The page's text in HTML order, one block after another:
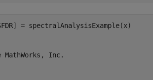
= spectralAnalysisExample(x)
MathWorks, Inc.